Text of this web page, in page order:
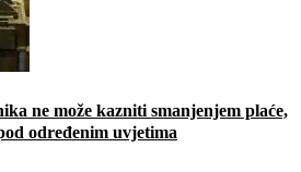
ne može kazniti smanjenjem plaće,
određenim uvjetima